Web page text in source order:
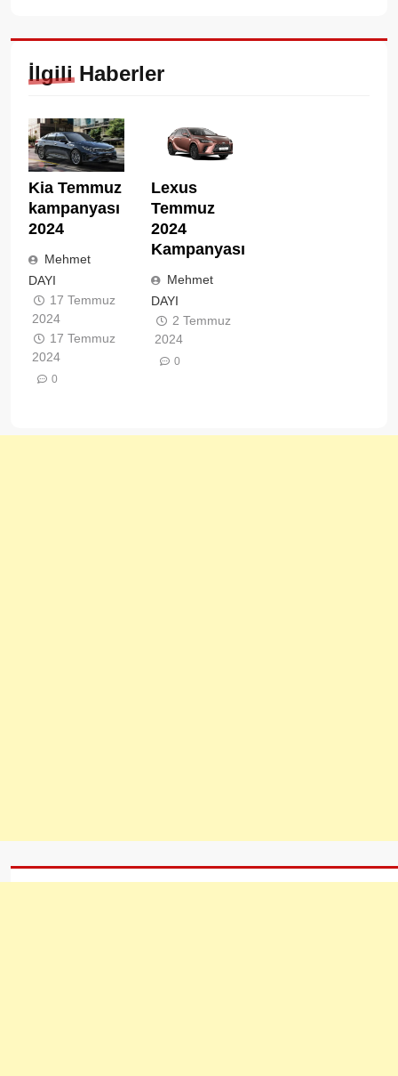
İlgili Haberler
Kia Temmuz
kampanyası
2024
Mehmet
DAYI
17 Temmuz
2024
17 Temmuz
2024
0
Lexus
Temmuz
2024
Kampanyası
Mehmet
DAYI
2 Temmuz
2024
0